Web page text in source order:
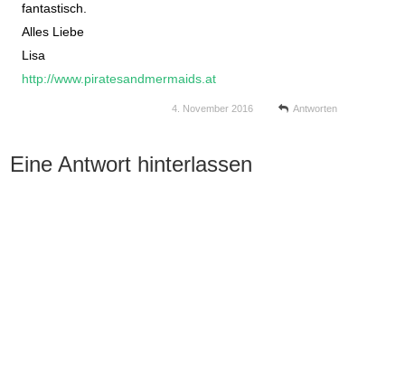
fantastisch.
Alles Liebe
Lisa
http://www.piratesandmermaids.at
4. November 2016 Antworten
Eine Antwort hinterlassen